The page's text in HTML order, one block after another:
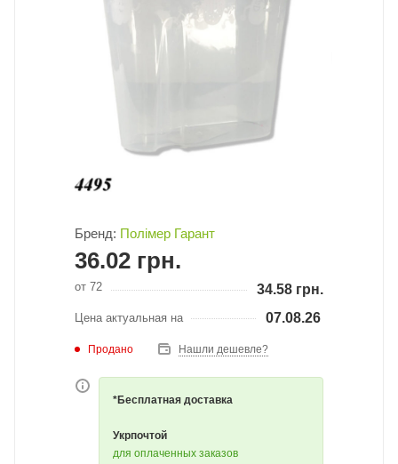
Бренд: Полімер Гарант
36.02 грн.
от 72 34.58 грн.
Цена актуальная на 07.08.26
Продано Нашли дешевле?
*Бесплатная доставка
Укрпочтой
для оплаченных заказов